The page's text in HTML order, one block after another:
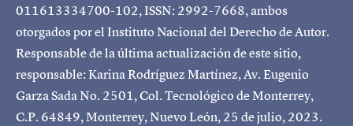
011613334700-102, ISSN: 2992-7668, ambos
otorgados por el Instituto Nacional del Derecho de Autor.
Responsable de la última actualización de este sitio,
responsable: Karina Rodríguez Martínez, Av. Eugenio
Garza Sada No. 2501, Col. Tecnológico de Monterrey,
C.P. 64849, Monterrey, Nuevo León, 25 de julio, 2023.